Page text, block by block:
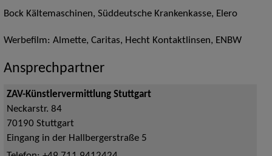
Bock Kältemaschinen, Süddeutsche Krankenkasse, Elero
Werbefilm: Almette, Caritas, Hecht Kontaktlinsen, ENBW
Ansprechpartner
ZAV-Künstlervermittlung Stuttgart
Neckarstr. 84
70190 Stuttgart
Eingang in der Hallbergerstraße 5